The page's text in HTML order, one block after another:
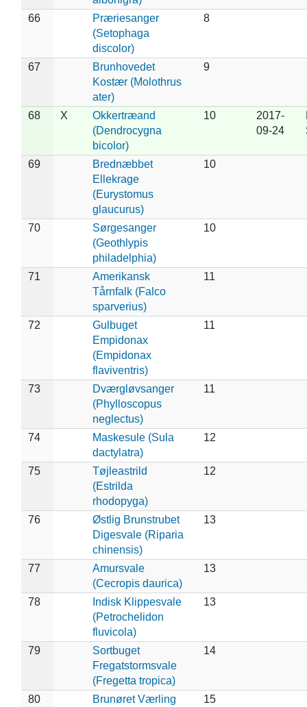
66
Præriesanger
(Setophaga
discolor)
8
67
Brunhovedet
Kostær (Molothrus
ater)
9
68 X
Okkertræand
(Dendrocygna
bicolor)
10
2017-
09-24
69
Brednæbbet
Ellekrage
(Eurystomus
glaucurus)
10
70
Sørgesanger
(Geothlypis
philadelphia)
10
71
Amerikansk
Tårnfalk (Falco
sparverius)
11
72
Gulbuget
Empidonax
(Empidonax
flaviventris)
11
73
Dværgløvsanger
(Phylloscopus
neglectus)
11
74
Maskesule (Sula
dactylatra)
12
75
Tøjleastrild
(Estrilda
rhodopyga)
12
76
Østlig Brunstrubet
Digesvale (Riparia
chinensis)
13
77
Amursvale
(Cecropis daurica)
13
78
Indisk Klippesvale
(Petrochelidon
fluvicola)
13
79
Sortbuget
Fregatstormsvale
(Fregetta tropica)
14
80
Brunøret Værling
15